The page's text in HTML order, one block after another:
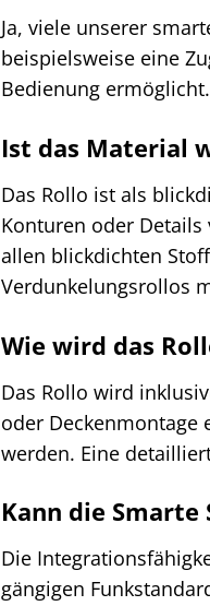
Ja, viele unserer
beispielsweise eine
Bedienung
Ist das Material
Das Rollo ist als
Konturen oder
allen blickdichten
Verdunkelungsrollos
Wie wird das
Das Rollo wird
oder
werden. Eine
Kann die
Die
gängigen